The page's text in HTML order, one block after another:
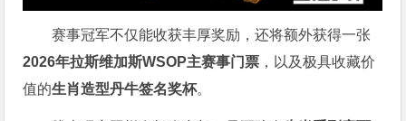
赛事冠军不仅能收获丰厚奖励，还将额外获得一张
2026年拉斯维加斯WSOP主赛事门票 ，以及极具收藏价
值的生肖造型丹牛签名奖杯。